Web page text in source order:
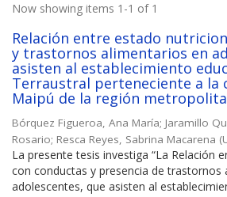
Now showing items 1-1 of 1
Relación entre estado
y trastornos alimentarios en
asisten al establecimiento
Terraustral perteneciente a la
Maipú de la región
Bórquez Figueroa, Ana María; Jaramillo
Rosario; Resca Reyes, Sabrina Macarena (
La presente tesis investiga “La Relación
con conductas y presencia de trastornos
adolescentes, que asisten al